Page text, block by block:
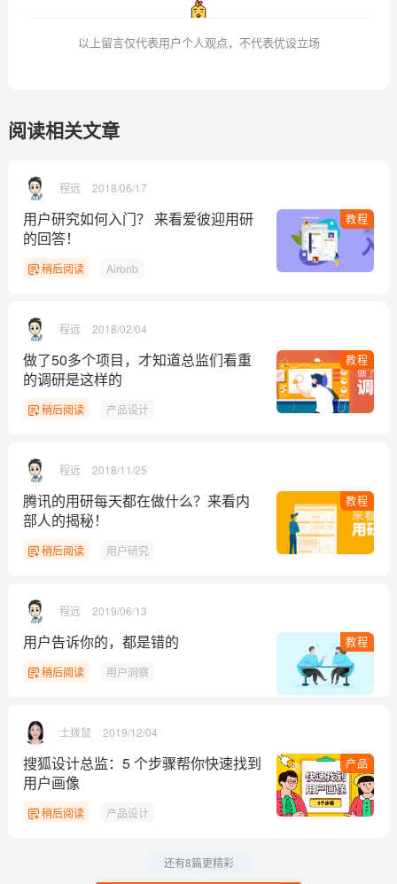
以上留言仅代表用户个人观点，不代表优设立场
阅读相关文章
程远 2018/06/17
教程
用户研究如何入门？ 来看爱彼迎用研
的回答！
稍后阅读 Airbnb
程远 2018/02/04
教程
做了50多个项目，才知道总监们看重
的调研是这样的
稍后阅读 产品设计
程远 2018/11/25
教程
腾讯的用研每天都在做什么？来看内
部人的揭秘！
稍后阅读 用户研究
程远 2019/06/13
教程
用户告诉你的，都是错的
稍后阅读 用户洞察
土拨鼠 2019/12/04
产品
搜狐设计总监：5 个步骤帮你快速找到
用户画像
稍后阅读 产品设计
还有8篇更精彩